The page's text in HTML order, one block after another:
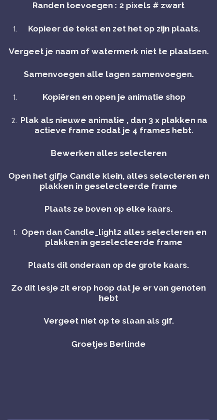
Randen toevoegen : 2 pixels # zwart
Kopieer de tekst en zet het op zijn plaats.
Vergeet je naam of watermerk niet te plaatsen.
Samenvoegen alle lagen samenvoegen.
Kopiëren en open je animatie shop
Plak als nieuwe animatie , dan 3 x plakken na
actieve frame zodat je 4 frames hebt.
Bewerken alles selecteren
Open het gifje Candle klein, alles selecteren en
plakken in geselecteerde frame
Plaats ze boven op elke kaars.
Open dan Candle_light2 alles selecteren en
plakken in geselecteerde frame
Plaats dit onderaan op de grote kaars.
Zo dit lesje zit erop hoop dat je er van genoten
hebt
Vergeet niet op te slaan als gif.
Groetjes Berlinde